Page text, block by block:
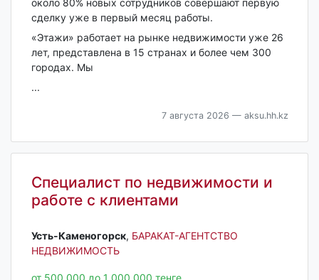
около 80% новых сотрудников совершают первую
сделку уже в первый месяц работы.
«Этажи» работает на рынке недвижимости уже 26
лет, представлена в 15 странах и более чем 300
городах. Мы
...
7 августа 2026 — aksu.hh.kz
Специалист по недвижимости и
работе с клиентами
Усть-Каменогорск‎, БАРАКАТ-АГЕНТСТВО
НЕДВИЖИМОСТЬ
от 500 000 до 1 000 000 тенге